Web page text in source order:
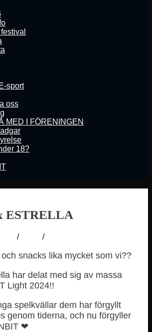
sport
oss
MED I FÖRENINGEN
18?
ESTRELLA
/ /
snacks lika mycket som vi??
har delat med sig av massa
Light 2024!!
spelkvällar dem har förgyllt
genom tiderna, och nu förgyller
❤